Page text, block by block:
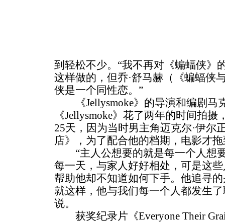
到轻松不少。“我不再对《蝙蝠侠》
这样做的，但乔·舒马赫（《蝙蝠侠
侠是一个同性恋。”
《Jellysmoke》的导演和编剧马
《Jellysmoke》花了两年的时间拍
25天，因为当时男主角迈克尔·伊尔
店》，为了配合他的档期，电影才
“主人公想要的就是每一个人想
每一天，与家人好好相处，可是这
帮助他却不知道如何下手。他追寻
就这样，他与我们每一个人都发生
说。
获奖纪录片《Everyone Their